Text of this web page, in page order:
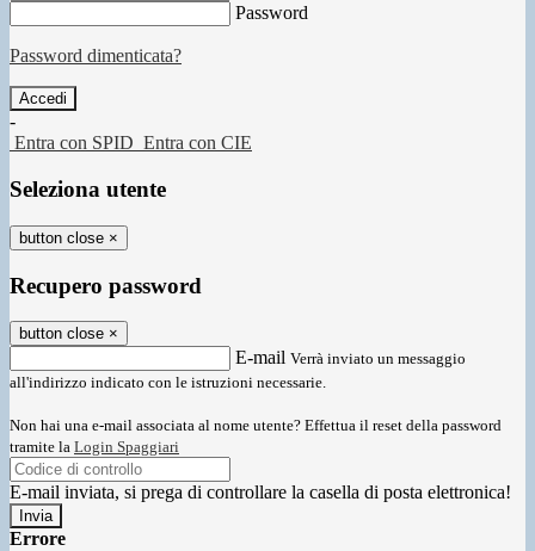
Password
Password dimenticata?
-
Entra con SPID Entra con CIE
Seleziona utente
button close ×
Recupero password
button close ×
E-mail Verrà inviato un messaggio
all'indirizzo indicato con le istruzioni necessarie.
Non hai una e-mail associata al nome utente? Effettua il reset della password
tramite la Login Spaggiari
E-mail inviata, si prega di controllare la casella di posta elettronica!
Errore